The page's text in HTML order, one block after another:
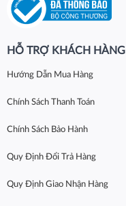
HỖ TRỢ KHÁCH HÀNG
Hướng Dẫn Mua Hàng
Chính Sách Thanh Toán
Chính Sách Bảo Hành
Quy Định Đổi Trả Hàng
Quy Định Giao Nhận Hàng